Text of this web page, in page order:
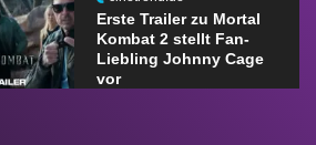
Erste Trailer zu Mortal
Kombat 2 stellt Fan-
Liebling Johnny Cage
vor